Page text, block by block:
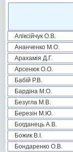
Аліксійчук О.В.
Ананченко М.О.
Арахамія Д.Г.
Арсенюк О.О.
Бабій Р.В.
Бардіна М.О.
Безугла М.В.
Березін М.Ю.
Богданець А.В.
Божик В.І.
Бондаренко О.В.